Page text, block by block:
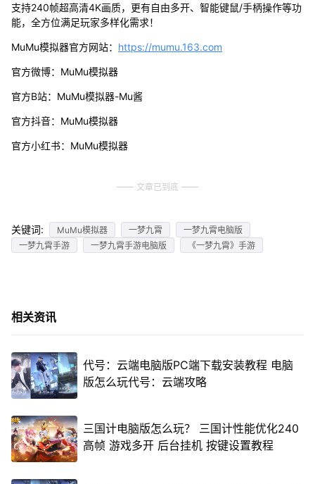
支持240帧超高清4K画质，更有自由多开、智能键鼠/手柄操作等功
能，全方位满足玩家多样化需求！
MuMu模拟器官方网站： https://mumu.163.com
官方微博：MuMu模拟器
官方B站：MuMu模拟器-Mu酱
官方抖音：MuMu模拟器
官方小红书：MuMu模拟器
文章已到底
关键词: MuMu模拟器 一梦九霄
一梦九霄电脑版
一梦九霄手游
一梦九霄手游电脑版 《一梦九霄》手游
相关资讯
代号：云端电脑版PC端下载安装教程 电脑
版怎么玩代号：云端攻略
三国计电脑版怎么玩？ 三国计性能优化240
高帧 游戏多开 后台挂机 按键设置教程